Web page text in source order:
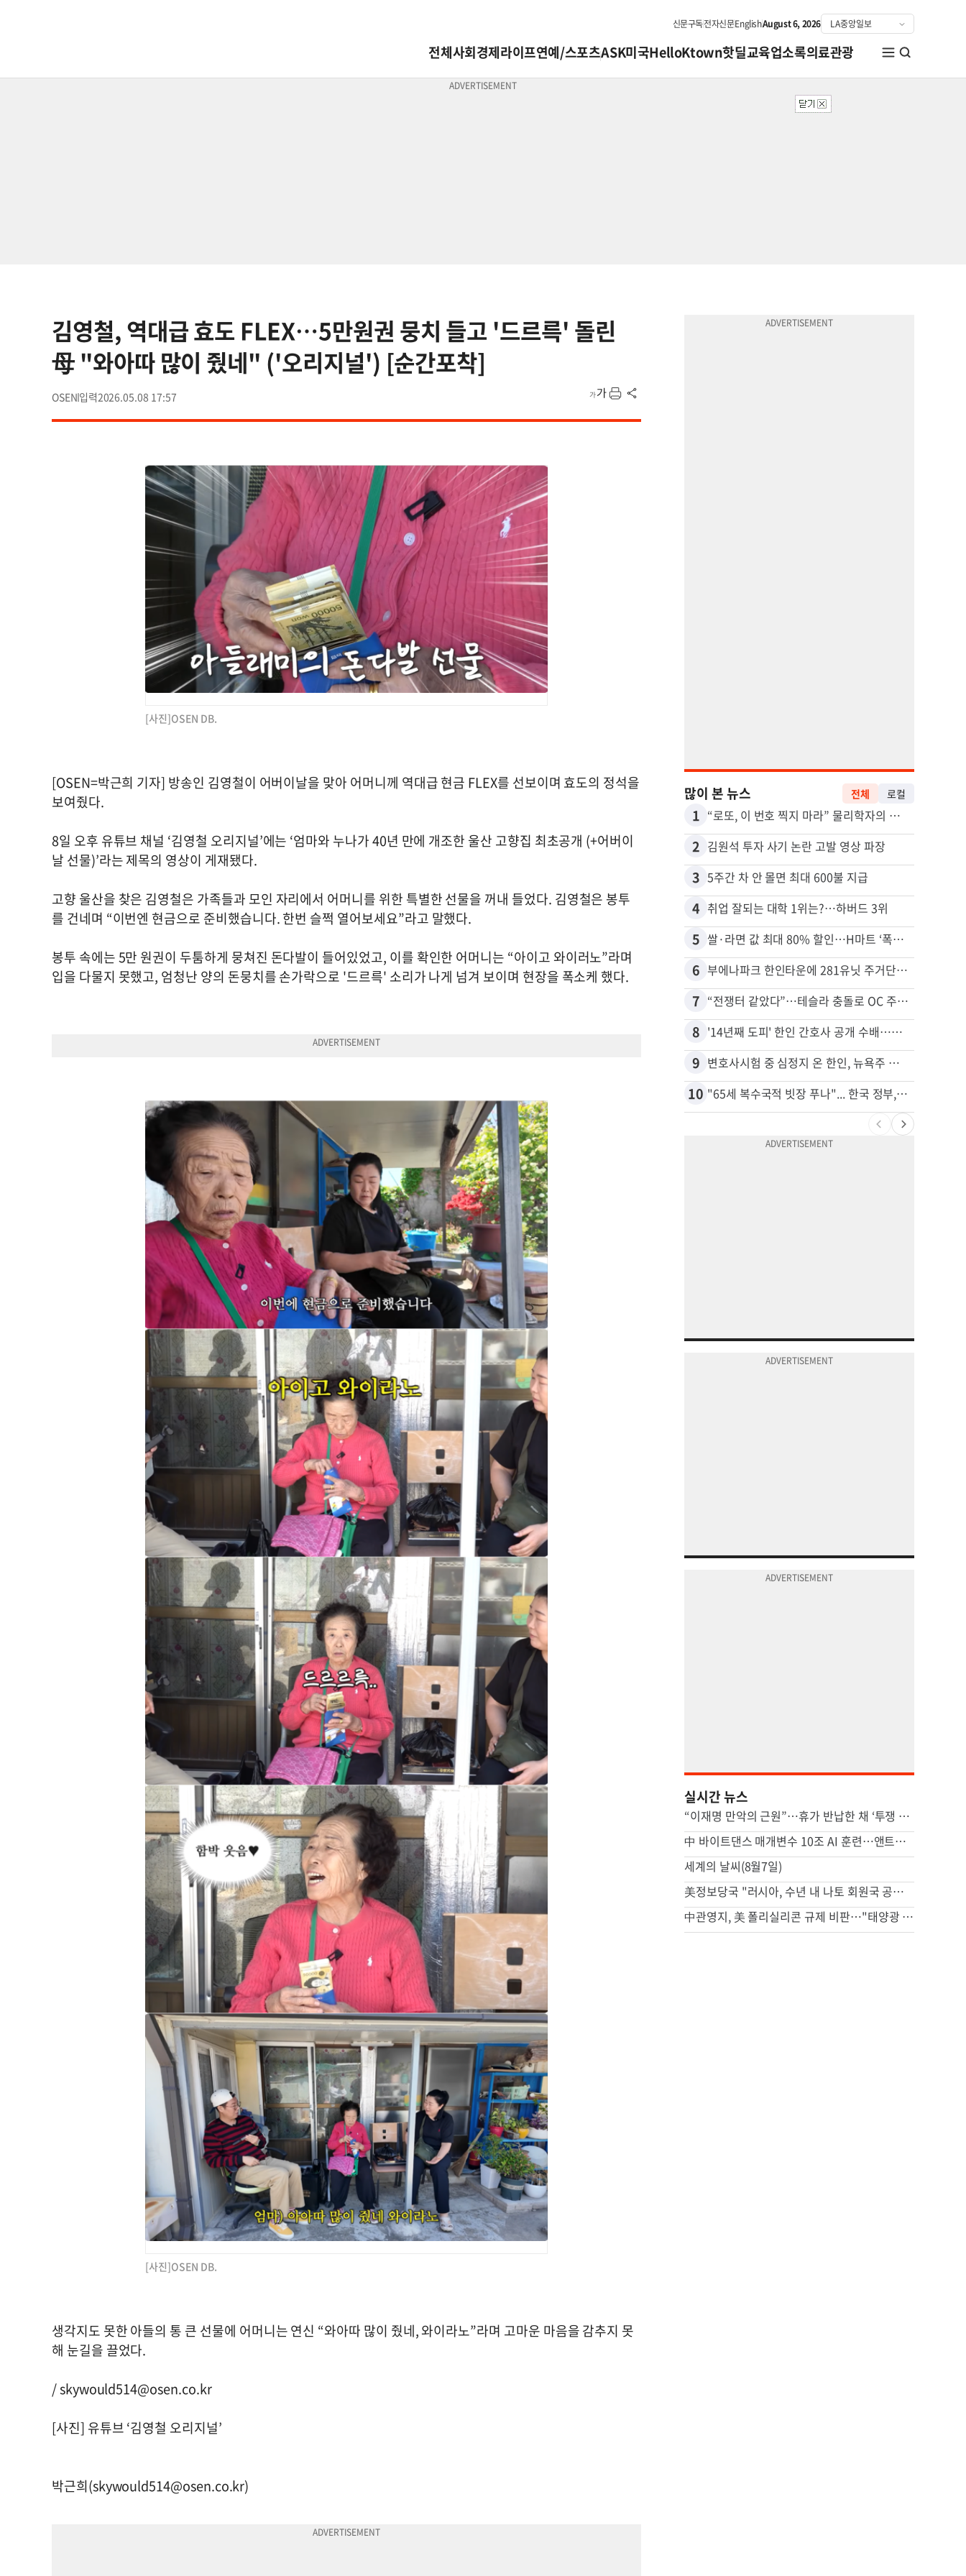
신문구독전자신문EnglishAugust 6, 2026
전체사회경제라이프연예/스포츠ASK미국HelloKtown핫딜교육업소록의료관광
김영철, 역대급 효도 FLEX…5만원권 뭉치 들고 '드르륵' 돌린
母 "와아따 많이 줬네" ('오리지널') [순간포착]
OSEN 2026.05.08 17:57
[사진]OSEN DB.
[OSEN=박근희 기자] 방송인 김영철이 어버이날을 맞아 어머니께 역대급 현금 FLEX를 선보이며 효도의 정석을
보여줬다.
8일 오후 유튜브 채널 ‘김영철 오리지널’에는 ‘엄마와 누나가 40년 만에 개조한 울산 고향집 최초공개 (+어버이
날 선물)’라는 제목의 영상이 게재됐다.
고향 울산을 찾은 김영철은 가족들과 모인 자리에서 어머니를 위한 특별한 선물을 꺼내 들었다. 김영철은 봉투
를 건네며 “이번엔 현금으로 준비했습니다. 한번 슬쩍 열어보세요”라고 말했다.
봉투 속에는 5만 원권이 두툼하게 뭉쳐진 돈다발이 들어있었고, 이를 확인한 어머니는 “아이고 와이러노”라며
입을 다물지 못했고, 엄청난 양의 돈뭉치를 손가락으로 '드르륵' 소리가 나게 넘겨 보이며 현장을 폭소케 했다.
[사진]OSEN DB.
생각지도 못한 아들의 통 큰 선물에 어머니는 연신 “와아따 많이 줬네, 와이라노”라며 고마운 마음을 감추지 못
해 눈길을 끌었다.
/skywould514@osen.co.kr
[사진] 유튜브 ‘김영철 오리지널’
박근희(skywould514@osen.co.kr)
많이 본 뉴스 전체 로컬
1 “로또, 이 번호 찍지 마라” 물리학자의 당첨금 높이는 비밀
2 김원석 투자 사기 논란 고발 영상 파장
3 5주간 차 안 몰면 최대 600불 지급
4 취업 잘되는 대학 1위는?…하버드 3위
5 쌀·라면 값 최대 80% 할인…H마트 ‘폭탄 세일’
6 부에나파크 한인타운에 281유닛 주거단지 들어선다
7 “전쟁터 같았다”…테슬라 충돌로 OC 주택 4채 파손
8 '14년째 도피' 한인 간호사 공개 수배…메디케어 사기 유죄
9 변호사시험 중 심정지 온 한인, 뉴욕주 제소
10 "65세 복수국적 빗장 푸나"... 한국 정부, 연령 완화 전면 추진
실시간 뉴스
“이재명 만악의 근원”…휴가 반납한 채 ‘투쟁 올인’하는 장동혁
中 바이트댄스 매개변수 10조 AI 훈련…앤트로픽 미토스와 비슷
세계의 날씨(8월7일)
美정보당국 "러시아, 수년 내 나토 회원국 공격 가능성"
中관영지, 美 폴리실리콘 규제 비판…"태양광 비용 높일 자충수"